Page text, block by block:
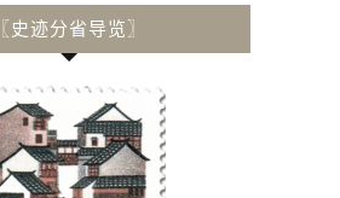
〖史迹分省导览〗